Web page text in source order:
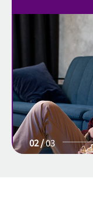
02/03